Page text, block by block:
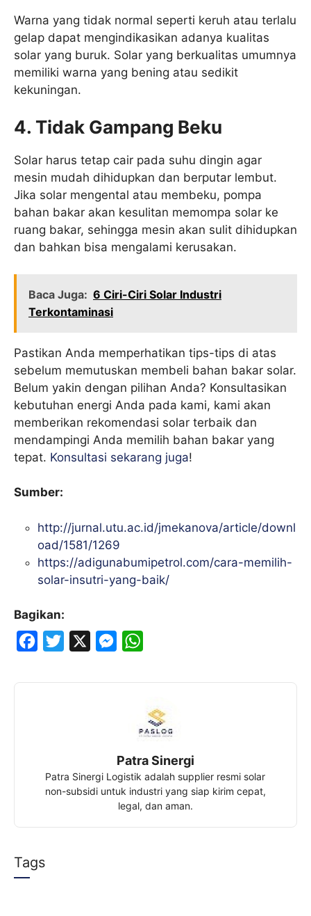
Warna yang tidak normal seperti keruh atau terlalu
gelap dapat mengindikasikan adanya kualitas
solar yang buruk. Solar yang berkualitas umumnya
memiliki warna yang bening atau sedikit
kekuningan.
4. Tidak Gampang Beku
Solar harus tetap cair pada suhu dingin agar
mesin mudah dihidupkan dan berputar lembut.
Jika solar mengental atau membeku, pompa
bahan bakar akan kesulitan memompa solar ke
ruang bakar, sehingga mesin akan sulit dihidupkan
dan bahkan bisa mengalami kerusakan.
Baca Juga: 6 Ciri-Ciri Solar Industri
Terkontaminasi
Pastikan Anda memperhatikan tips-tips di atas
sebelum memutuskan membeli bahan bakar solar.
Belum yakin dengan pilihan Anda? Konsultasikan
kebutuhan energi Anda pada kami, kami akan
memberikan rekomendasi solar terbaik dan
mendampingi Anda memilih bahan bakar yang
tepat. Konsultasi sekarang juga!
Sumber:
http://jurnal.utu.ac.id/jmekanova/article/downl
oad/1581/1269
https://adigunabumipetrol.com/cara-memilih-
solar-insutri-yang-baik/
Bagikan:
c
i
M
s
g
e
r
a
s
p
p
Patra Sinergi
Patra Sinergi Logistik adalah supplier resmi solar
non-subsidi untuk industri yang siap kirim cepat,
legal, dan aman.
Tags